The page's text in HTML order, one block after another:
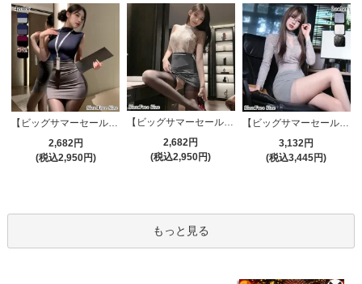
2,682円
(税込2,950円)
【ビッグサマーセール対象品】セクシーコスプレ(SEXYCOSPLAY) 4191
2,682円
(税込2,950円)
【ビッグサマーセール対象品】セクシーコスプレ(SEXYCOSPLAY) 4173
3,132円
(税込3,445円)
もっと見る